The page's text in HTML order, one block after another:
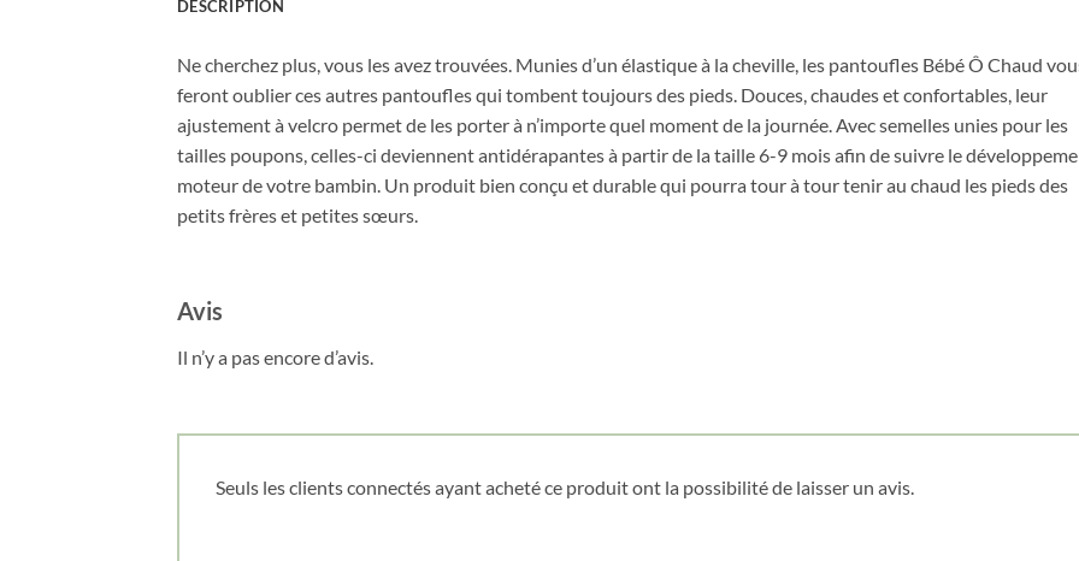
DESCRIPTION
Ne cherchez plus, vous les avez trouvées. Munies d’un élastique à la cheville, les pantoufles Bébé Ô Chaud
feront oublier ces autres pantoufles qui tombent toujours des pieds. Douces, chaudes et confortables, leur
ajustement à velcro permet de les porter à n’importe quel moment de la journée. Avec semelles unies pour les
tailles poupons, celles-ci deviennent antidérapantes à partir de la taille 6-9 mois afin de suivre le
moteur de votre bambin. Un produit bien conçu et durable qui pourra tour à tour tenir au chaud les pieds des
petits frères et petites sœurs.
Avis
Il n’y a pas encore d’avis.
Seuls les clients connectés ayant acheté ce produit ont la possibilité de laisser un avis.
Obtenez 10% de rabais
Obtenez un 10% de rabais sur votre
prochaine commande en vous inscrivant à
notre infolettre!